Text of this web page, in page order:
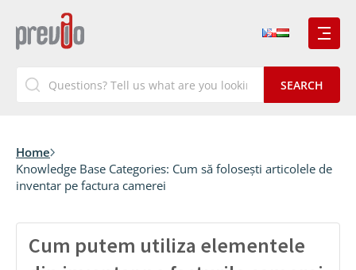
Home
Knowledge Base Categories: Cum să folosești articolele de
inventar pe factura camerei
Cum putem utiliza elementele